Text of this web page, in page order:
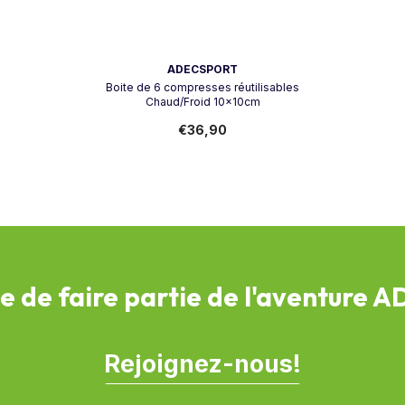
ADECSPORT
Boite de 6 compresses réutilisables
Chaud/Froid 10x10cm
€36,90
de faire partie de l'aventure
Rejoignez-nous!